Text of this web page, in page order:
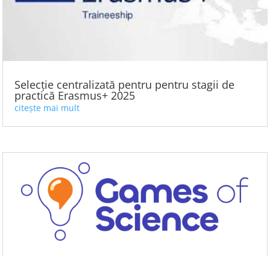
Selecție centralizată pentru pentru stagii de
practică Erasmus+ 2025
citește mai mult